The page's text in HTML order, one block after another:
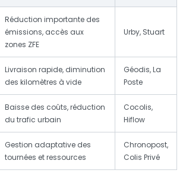
Réduction importante des
émissions, accès aux
zones ZFE
Urby, Stuart
Livraison rapide, diminution
des kilomètres à vide
Géodis, La
Poste
Baisse des coûts, réduction
du trafic urbain
Cocolis,
Hiflow
Gestion adaptative des
tournées et ressources
Chronopost,
Colis Privé